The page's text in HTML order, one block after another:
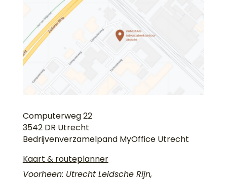
Computerweg 22
3542 DR Utrecht
Bedrijvenverzamelpand MyOffice Utrecht
Kaart & routeplanner
Voorheen: Utrecht Leidsche Rijn,